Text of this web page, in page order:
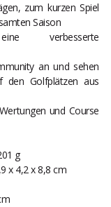
zum kurzen Spiel
Saison
verbesserte
an und sehen
den Golfplätzen aus
und Course
g
x 4,2 x 8,8 cm